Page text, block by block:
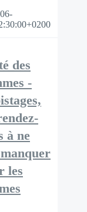
des
-
à ne
les